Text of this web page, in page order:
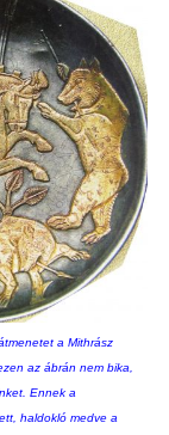
a Mithrász
az ábrán nem bika,
Ennek a
haldokló medve a